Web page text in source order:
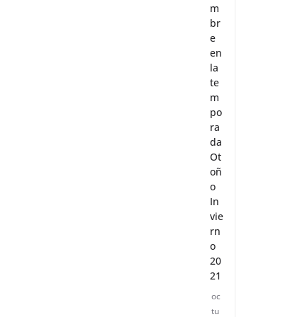
m
br
e
en
la
te
m
po
ra
da
Ot
oñ
o
In
vie
rn
o
20
21
oc
tu